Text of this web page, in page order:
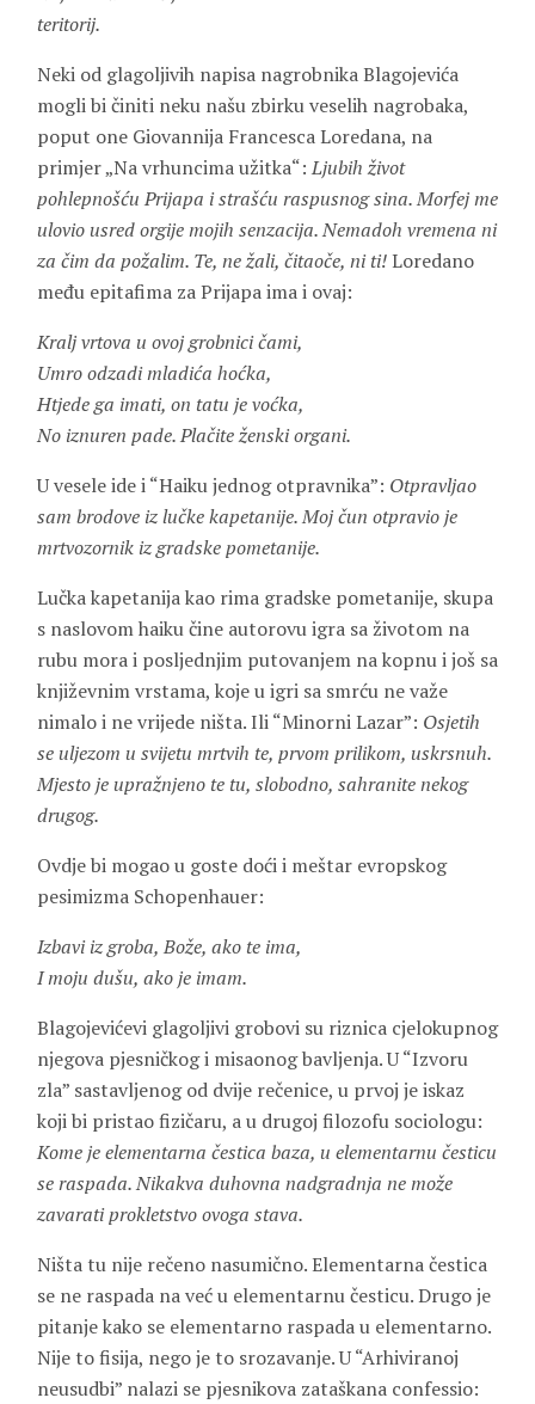
teritorij.
Neki od glagoljivih napisa nagrobnika Blagojevića
mogli bi činiti neku našu zbirku veselih nagrobaka,
poput one Giovannija Francesca Loredana, na
primjer „Na vrhuncima užitka“: Ljubih život
pohlepnošću Prijapa i strašću raspusnog sina. Morfej me
ulovio usred orgije mojih senzacija. Nemadoh vremena ni
za čim da požalim. Te, ne žali, čitaoče, ni ti!Loredano
među epitafima za Prijapa ima i ovaj:
Kralj vrtova u ovoj grobnici čami,
Umro odzadi mladića hoćka,
Htjede ga imati, on tatu je voćka,
No iznuren pade. Plačite ženski organi.
U vesele ide i “Haiku jednog otpravnika”: Otpravljao
sam brodove iz lučke kapetanije. Moj čun otpravio je
mrtvozornik iz gradske pometanije.
Lučka kapetanija kao rima gradske pometanije, skupa
s naslovom haiku čine autorovu igra sa životom na
rubu mora i posljednjim putovanjem na kopnu i još sa
književnim vrstama, koje u igri sa smrću ne važe
nimalo i ne vrijede ništa. Ili “Minorni Lazar”: Osjetih
se uljezom u svijetu mrtvih te, prvom prilikom, uskrsnuh.
Mjesto je upražnjeno te tu, slobodno, sahranite nekog
drugog.
Ovdje bi mogao u goste doći i meštar evropskog
pesimizma Schopenhauer:
Izbavi iz groba, Bože, ako te ima,
I moju dušu, ako je imam.
Blagojevićevi glagoljivi grobovi su riznica cjelokupnog
njegova pjesničkog i misaonog bavljenja. U “Izvoru
zla” sastavljenog od dvije rečenice, u prvoj je iskaz
koji bi pristao fizičaru, a u drugoj filozofu sociologu:
Kome je elementarna čestica baza, u elementarnu česticu
se raspada. Nikakva duhovna nadgradnja ne može
zavarati prokletstvo ovoga stava.
Ništa tu nije rečeno nasumično. Elementarna čestica
se ne raspada na već u elementarnu česticu. Drugo je
pitanje kako se elementarno raspada u elementarno.
Nije to fisija, nego je to srozavanje. U “Arhiviranoj
neusudbi” nalazi se pjesnikova zataškana confessio: